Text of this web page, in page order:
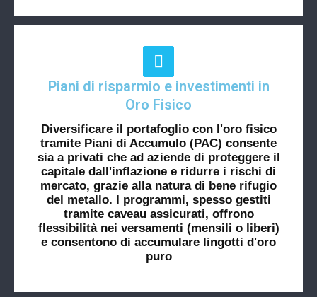
Piani di risparmio e investimenti in
Oro Fisico
Diversificare il portafoglio con l'oro fisico
tramite Piani di Accumulo (PAC) consente
sia a privati che ad aziende di proteggere il
capitale dall'inflazione e ridurre i rischi di
mercato, grazie alla natura di bene rifugio
del metallo. I programmi, spesso gestiti
tramite caveau assicurati, offrono
flessibilità nei versamenti (mensili o liberi)
e consentono di accumulare lingotti d'oro
puro